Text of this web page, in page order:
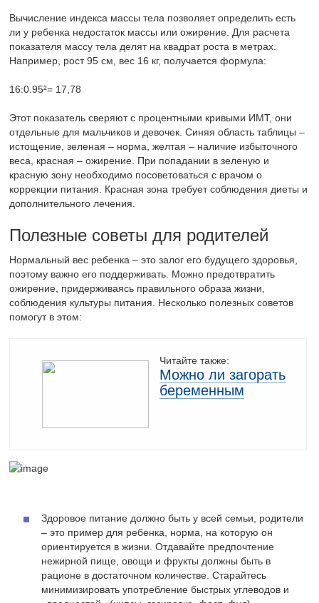
Вычисление индекса массы тела позволяет определить есть
ли у ребенка недостаток массы или ожирение. Для расчета
показателя массу тела делят на квадрат роста в метрах.
Например, рост 95 см, вес 16 кг, получается формула:
16:0.95²= 17,78
Этот показатель сверяют с процентными кривыми ИМТ, они
отдельные для мальчиков и девочек. Синяя область таблицы –
истощение, зеленая – норма, желтая – наличие избыточного
веса, красная – ожирение. При попадании в зеленую и
красную зону необходимо посоветоваться с врачом о
коррекции питания. Красная зона требует соблюдения диеты и
дополнительного лечения.
Полезные советы для родителей
Нормальный вес ребенка – это залог его будущего здоровья,
поэтому важно его поддерживать. Можно предотвратить
ожирение, придерживаясь правильного образа жизни,
соблюдения культуры питания. Несколько полезных советов
помогут в этом:
Читайте также:
Можно ли загорать
беременным
Здоровое питание должно быть у всей семьи, родители
– это пример для ребенка, норма, на которую он
ориентируется в жизни. Отдавайте предпочтение
нежирной пище, овощи и фрукты должны быть в
рационе в достаточном количестве. Старайтесь
минимизировать употребление быстрых углеводов и